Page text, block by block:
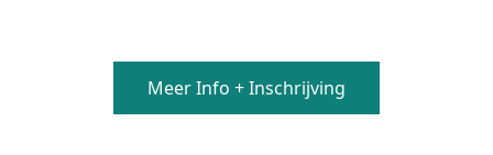
Meer Info + Inschrijving